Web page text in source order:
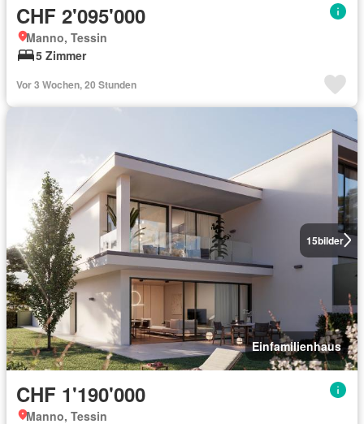
CHF 2'095'000
Manno, Tessin
5 Zimmer
Vor 3 Wochen, 20 Stunden
15bilder
Einfamilienhaus
CHF 1'190'000
Manno, Tessin